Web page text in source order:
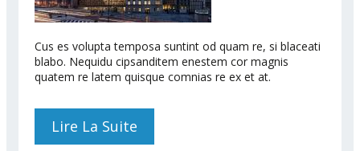
Cus es volupta temposa suntint od quam re, si blaceati
blabo. Nequidu cipsanditem enestem cor magnis
quatem re latem quisque comnias re ex et at.
Lire La Suite